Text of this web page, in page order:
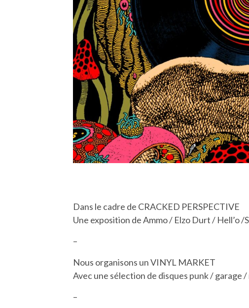
Dans le cadre de CRACKED PERSPECTIVE
Une exposition de Ammo / Elzo Durt / Hell’o /
–
Nous organisons un VINYL MARKET
Avec une sélection de disques punk / garage
–